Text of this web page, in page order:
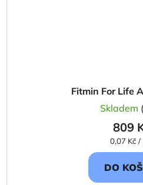
Fitmin For Life
Skladem
809
Měrná
cena:
0,07 Kč /
DO